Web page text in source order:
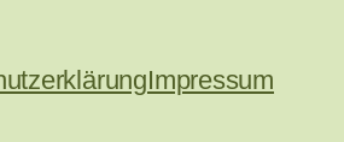
Impressum